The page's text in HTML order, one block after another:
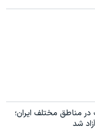
معلولیت در مناطق مختلف ایران؛
شد